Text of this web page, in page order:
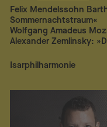
Felix Mendelssohn
Sommernachtstraum«
Wolfgang Amadeus
Alexander Zemlinsky:
Isarphilharmonie